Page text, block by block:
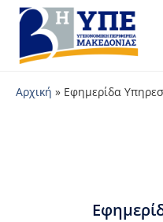
Αρχική » Εφημερίδα